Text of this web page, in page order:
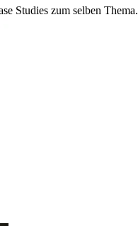
Studies zum selben Thema.